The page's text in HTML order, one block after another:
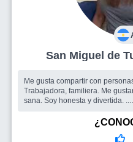
Me gusta compartir con
Trabajadora, familiera. Me gustan los viajes,
sana. Soy honesta y divertida. ...
hombre que no altere la paz